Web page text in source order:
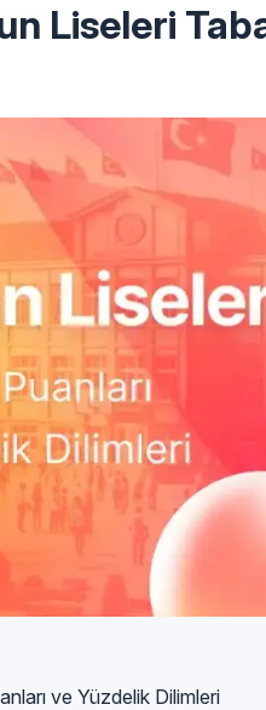
Liseleri
ve Yüzdelik Dilimleri